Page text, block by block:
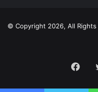
© Copyright 2026, All